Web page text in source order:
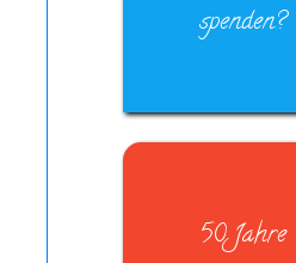
spenden?
50 Jahre